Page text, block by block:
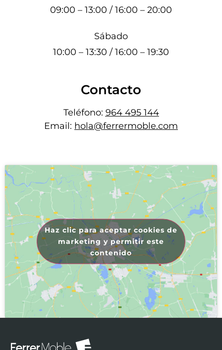
09:00 – 13:00 / 16:00 – 20:00
Sábado
10:00 – 13:30 / 16:00 – 19:30
Contacto
Teléfono: 964 495 144
Email: hola@ferrermoble.com
Haz clic para aceptar cookies de
marketing y permitir este
contenido